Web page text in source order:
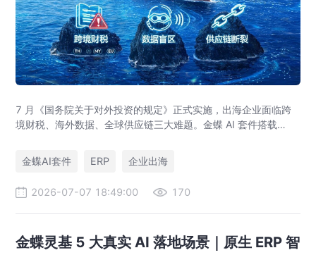
7 月《国务院关于对外投资的规定》正式实施，出海企业面临跨
境财税、海外数据、全球供应链三大难题。金蝶 AI 套件搭载
规、全球 ERP 可视、供应链智能风控，适配东南亚多国本地化经
营。
金蝶AI套件 ERP 企业出海
2026-07-07 18:49:00 170
金蝶灵基 5 大真实 AI 落地场景｜原生 ERP 智